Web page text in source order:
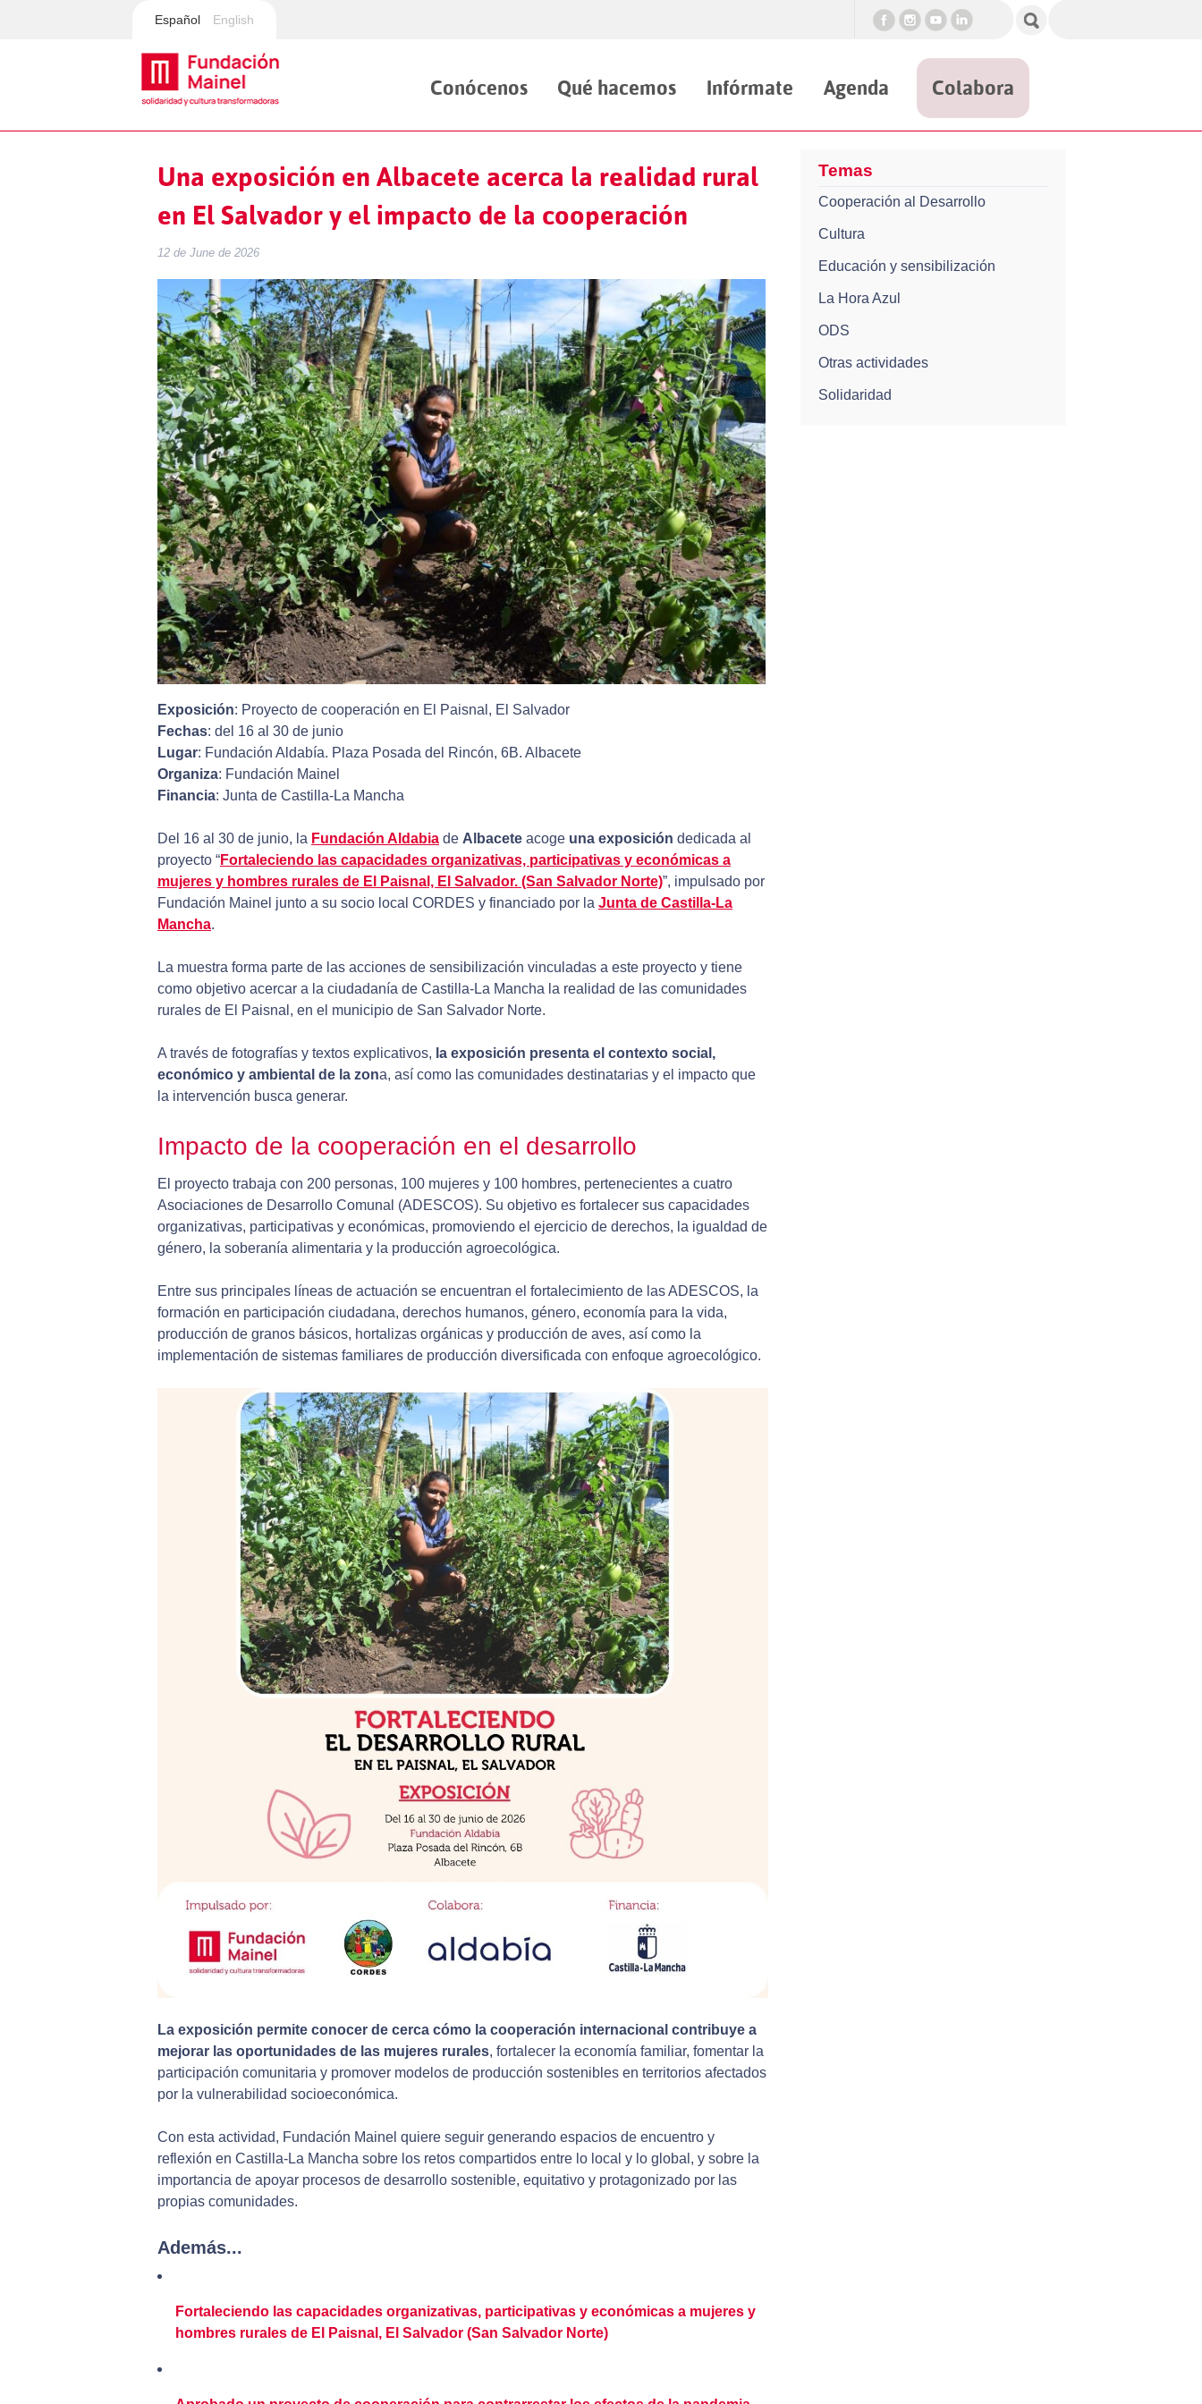
Español English
Conócenos Qué hacemos Infórmate Agenda Colabora
Una exposición en Albacete acerca la realidad rural
en El Salvador y el impacto de la cooperación
12 de June de 2026
Exposición: Proyecto de cooperación en El Paisnal, El Salvador
Fechas: del 16 al 30 de junio
Lugar: Fundación Aldabía. Plaza Posada del Rincón, 6B. Albacete
Organiza: Fundación Mainel
Financia: Junta de Castilla-La Mancha
Del 16 al 30 de junio, la Fundación Aldabia de Albacete acoge una exposición dedicada al
proyecto “Fortaleciendo las capacidades organizativas, participativas y económicas a
mujeres y hombres rurales de El Paisnal, El Salvador. (San Salvador Norte)”, impulsado por
Fundación Mainel junto a su socio local CORDES y financiado por la Junta de Castilla-La
Mancha.
La muestra forma parte de las acciones de sensibilización vinculadas a este proyecto y tiene
como objetivo acercar a la ciudadanía de Castilla-La Mancha la realidad de las comunidades
rurales de El Paisnal, en el municipio de San Salvador Norte.
A través de fotografías y textos explicativos, la exposición presenta el contexto social,
económico y ambiental de la zona, así como las comunidades destinatarias y el impacto que
la intervención busca generar.
Impacto de la cooperación en el desarrollo
El proyecto trabaja con 200 personas, 100 mujeres y 100 hombres, pertenecientes a cuatro
Asociaciones de Desarrollo Comunal (ADESCOS). Su objetivo es fortalecer sus capacidades
organizativas, participativas y económicas, promoviendo el ejercicio de derechos, la igualdad de
género, la soberanía alimentaria y la producción agroecológica.
Entre sus principales líneas de actuación se encuentran el fortalecimiento de las ADESCOS, la
formación en participación ciudadana, derechos humanos, género, economía para la vida,
producción de granos básicos, hortalizas orgánicas y producción de aves, así como la
implementación de sistemas familiares de producción diversificada con enfoque agroecológico.
La exposición permite conocer de cerca cómo la cooperación internacional contribuye a
mejorar las oportunidades de las mujeres rurales, fortalecer la economía familiar, fomentar la
participación comunitaria y promover modelos de producción sostenibles en territorios afectados
por la vulnerabilidad socioeconómica.
Con esta actividad, Fundación Mainel quiere seguir generando espacios de encuentro y
reflexión en Castilla-La Mancha sobre los retos compartidos entre lo local y lo global, y sobre la
importancia de apoyar procesos de desarrollo sostenible, equitativo y protagonizado por las
propias comunidades.
Además...
Fortaleciendo las capacidades organizativas, participativas y económicas a mujeres y
hombres rurales de El Paisnal, El Salvador (San Salvador Norte)
Temas
Cooperación al Desarrollo
Cultura
Educación y sensibilización
La Hora Azul
ODS
Otras actividades
Solidaridad